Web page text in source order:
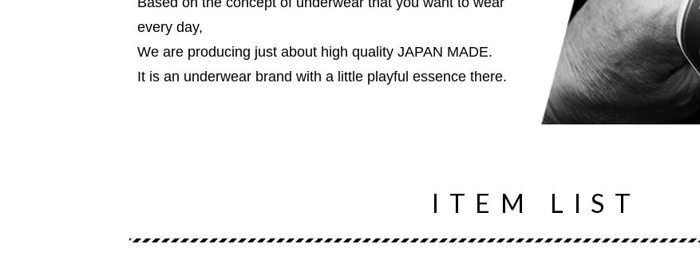
every day,
We are producing just about high quality JAPAN MADE.
It is an underwear brand with a little playful essence there.
ITEM LIST